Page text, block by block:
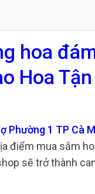
hoa
Hoa
1 TP Cà
điểm mua sắm
sẽ trở thành